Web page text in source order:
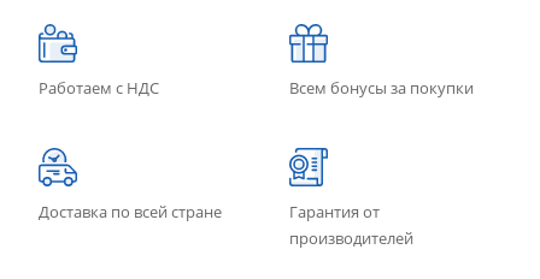
Работаем с НДС Всем бонусы за покупки
Доставка по всей стране
Гарантия от
производителей